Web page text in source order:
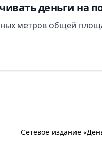
деньги на
метров общей
Сетевое издание